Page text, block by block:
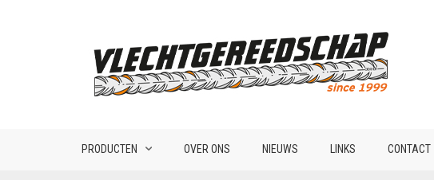
PRODUCTEN OVER ONS NIEUWS LINKS CONTACT